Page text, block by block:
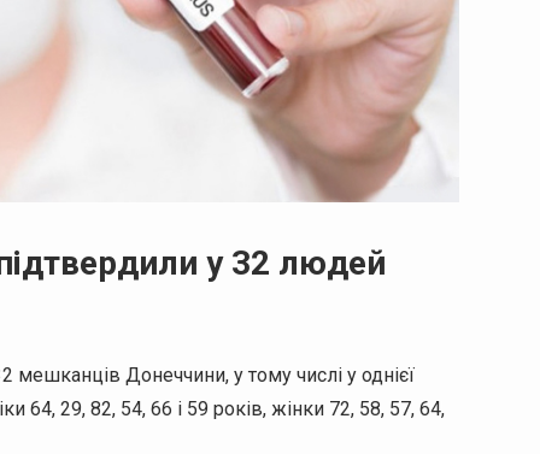
у 32 людей
мешканців Донеччини, у тому числі у однієї
64, 29, 82, 54, 66 і 59 років, жінки 72, 58, 57, 64,